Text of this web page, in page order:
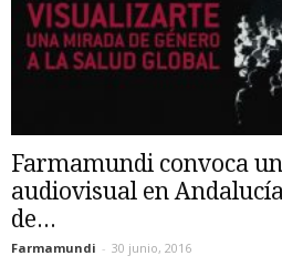
Farmamundi convoca
audiovisual en
de...
Farmamundi - 30 junio, 2016